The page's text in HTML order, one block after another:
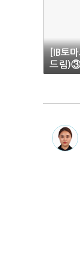
[IB토
드림)③
쟁 예